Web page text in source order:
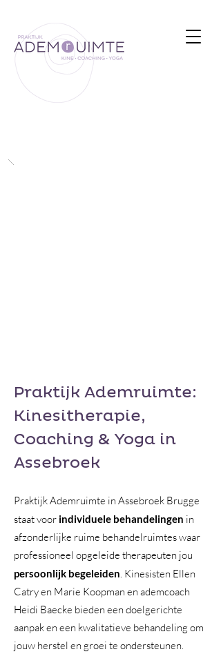
Praktijk Ademruimte:
Kinesitherapie,
Coaching & Yoga in
Assebroek
Praktijk Ademruimte in Assebroek Brugge
staat voor individuele behandelingen in
afzonderlijke ruime behandelruimtes waar
professioneel opgeleide therapeuten jou
persoonlijk begeleiden. Kinesisten Ellen
Catry en Marie Koopman en ademcoach
Heidi Baecke bieden een doelgerichte
aanpak en een kwalitatieve behandeling om
jouw herstel en groei te ondersteunen.